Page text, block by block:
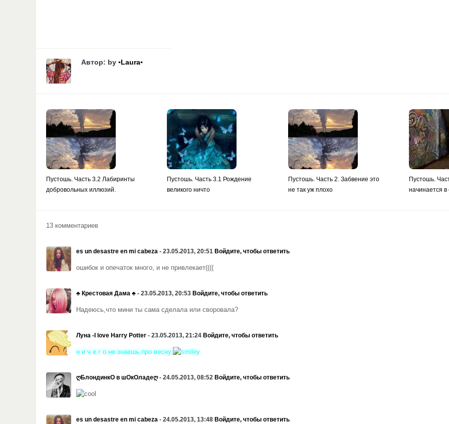
Автор: by ▪Laura▪
Пустошь. Часть 3.2 Лабиринты
добровольных иллюзий.
Пустошь. Часть 3.1 Рождение
великого ничто
Пустошь. Часть 2. Забвение это
не так уж плохо
Пустошь.
начинается в
13 комментариев
es un desastre en mi cabeza - 23.05.2013, 20:51 Войдите, чтобы ответить
ошибок и опечаток много, и не привлекает((((
♣️ Крестовая Дама ♣️ - 23.05.2013, 20:53 Войдите, чтобы ответить
Надеюсь,что мини ты сама сделала или своровала?
Луна -I love Harry Potter - 23.05.2013, 21:24 Войдите, чтобы ответить
н и ч е г о не знаешь про весну.
ღБлондинкО в шОкОладеღ- 24.05.2013, 08:52 Войдите, чтобы ответить
es un desastre en mi cabeza - 24.05.2013, 13:48 Войдите, чтобы ответить